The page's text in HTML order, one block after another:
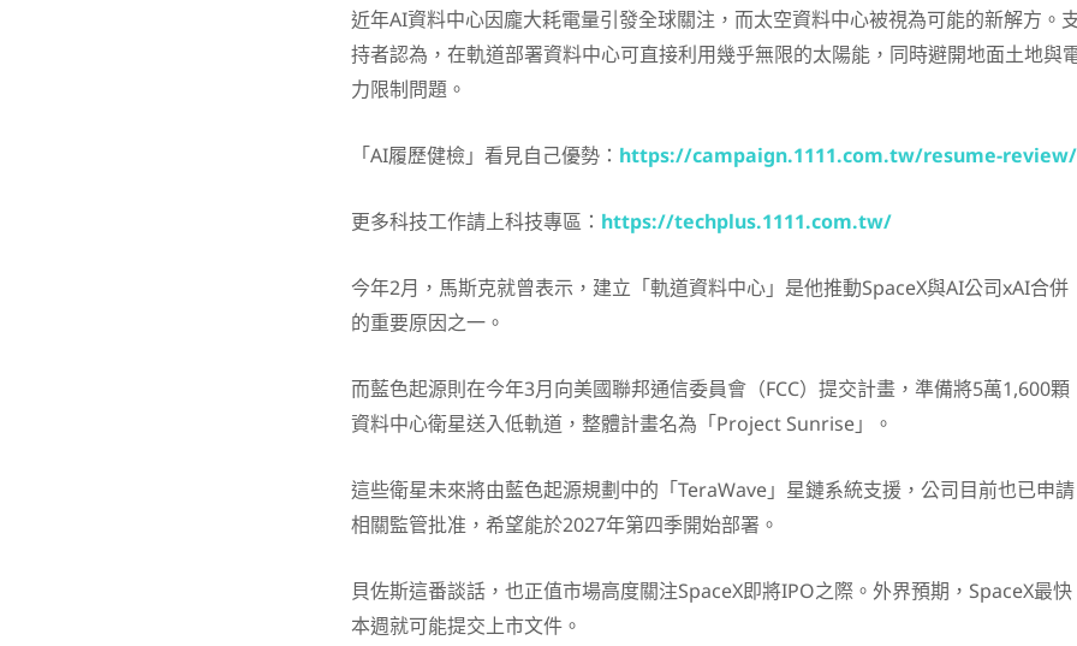
近年AI資料中心因龐大耗電量引發全球關注，而太空資料中心被視為可能的新解方。
持者認為，在軌道部署資料中心可直接利用幾乎無限的太陽能，同時避開地面土地與
力限制問題。
「AI履歷健檢」看見自己優勢： https://campaign.1111.com.tw/resume-review/
更多科技工作請上科技專區： https://techplus.1111.com.tw/
今年2月，馬斯克就曾表示，建立「軌道資料中心」是他推動SpaceX與AI公司xAI合併
的重要原因之一。
而藍色起源則在今年3月向美國聯邦通信委員會（FCC）提交計畫，準備將5萬1,600顆
資料中心衛星送入低軌道，整體計畫名為「Project Sunrise」。
這些衛星未來將由藍色起源規劃中的「TeraWave」星鏈系統支援，公司目前也已申請
相關監管批准，希望能於2027年第四季開始部署。
貝佐斯這番談話，也正值市場高度關注SpaceX即將IPO之際。外界預期，SpaceX最快
本週就可能提交上市文件。